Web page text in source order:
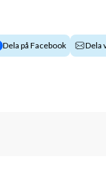
Dela på Facebook Dela